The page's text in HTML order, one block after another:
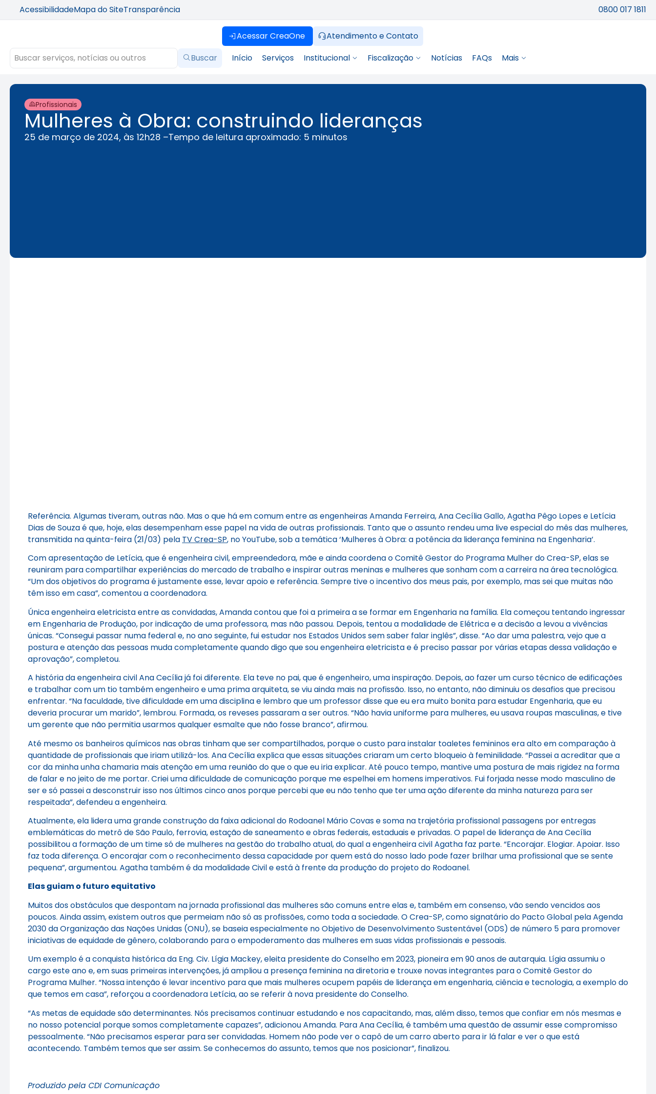
AcessibilidadeMapa do SiteTransparência 0800 017 1811
Acessar CreaOne
Atendimento e Contato
Buscar
Início Serviços Institucional Fiscalização Notícias FAQs Mais
Profissionais
Mulheres à Obra: construindo lideranças
25 de março de 2024, às 12h28 –Tempo de leitura aproximado: 5 minutos
Referência. Algumas tiveram, outras não. Mas o que há em comum entre as engenheiras Amanda Ferreira, Ana Cecília Gallo, Agatha Pêgo Lopes e Letícia
Dias de Souza é que, hoje, elas desempenham esse papel na vida de outras profissionais. Tanto que o assunto rendeu uma live especial do mês das mulheres,
transmitida na quinta-feira (21/03) pela TV Crea-SP, no YouTube, sob a temática ‘Mulheres à Obra: a potência da liderança feminina na Engenharia’.
Com apresentação de Letícia, que é engenheira civil, empreendedora, mãe e ainda coordena o Comitê Gestor do Programa Mulher do Crea-SP, elas se
reuniram para compartilhar experiências do mercado de trabalho e inspirar outras meninas e mulheres que sonham com a carreira na área tecnológica.
“Um dos objetivos do programa é justamente esse, levar apoio e referência. Sempre tive o incentivo dos meus pais, por exemplo, mas sei que muitas não
têm isso em casa”, comentou a coordenadora.
Única engenheira eletricista entre as convidadas, Amanda contou que foi a primeira a se formar em Engenharia na família. Ela começou tentando ingressar
em Engenharia de Produção, por indicação de uma professora, mas não passou. Depois, tentou a modalidade de Elétrica e a decisão a levou a vivências
únicas. “Consegui passar numa federal e, no ano seguinte, fui estudar nos Estados Unidos sem saber falar inglês”, disse. “Ao dar uma palestra, vejo que a
postura e atenção das pessoas muda completamente quando digo que sou engenheira eletricista e é preciso passar por várias etapas dessa validação e
aprovação”, completou.
A história da engenheira civil Ana Cecília já foi diferente. Ela teve no pai, que é engenheiro, uma inspiração. Depois, ao fazer um curso técnico de edificações
e trabalhar com um tio também engenheiro e uma prima arquiteta, se viu ainda mais na profissão. Isso, no entanto, não diminuiu os desafios que precisou
enfrentar. “Na faculdade, tive dificuldade em uma disciplina e lembro que um professor disse que eu era muito bonita para estudar Engenharia, que eu
deveria procurar um marido”, lembrou. Formada, os reveses passaram a ser outros. “Não havia uniforme para mulheres, eu usava roupas masculinas, e tive
um gerente que não permitia usarmos qualquer esmalte que não fosse branco”, afirmou.
Até mesmo os banheiros químicos nas obras tinham que ser compartilhados, porque o custo para instalar toaletes femininos era alto em comparação à
quantidade de profissionais que iriam utilizá-los. Ana Cecília explica que essas situações criaram um certo bloqueio à feminilidade. “Passei a acreditar que a
cor da minha unha chamaria mais atenção em uma reunião do que o que eu iria explicar. Até pouco tempo, mantive uma postura de mais rigidez na forma
de falar e no jeito de me portar. Criei uma dificuldade de comunicação porque me espelhei em homens imperativos. Fui forjada nesse modo masculino de
ser e só passei a desconstruir isso nos últimos cinco anos porque percebi que eu não tenho que ter uma ação diferente da minha natureza para ser
respeitada”, defendeu a engenheira.
Atualmente, ela lidera uma grande construção da faixa adicional do Rodoanel Mário Covas e soma na trajetória profissional passagens por entregas
emblemáticas do metrô de São Paulo, ferrovia, estação de saneamento e obras federais, estaduais e privadas. O papel de liderança de Ana Cecília
possibilitou a formação de um time só de mulheres na gestão do trabalho atual, do qual a engenheira civil Agatha faz parte. “Encorajar. Elogiar. Apoiar. Isso
faz toda diferença. O encorajar com o reconhecimento dessa capacidade por quem está do nosso lado pode fazer brilhar uma profissional que se sente
pequena”, argumentou. Agatha também é da modalidade Civil e está à frente da produção do projeto do Rodoanel.
Elas guiam o futuro equitativo
Muitos dos obstáculos que despontam na jornada profissional das mulheres são comuns entre elas e, também em consenso, vão sendo vencidos aos
poucos. Ainda assim, existem outros que permeiam não só as profissões, como toda a sociedade. O Crea-SP, como signatário do Pacto Global pela Agenda
2030 da Organização das Nações Unidas (ONU), se baseia especialmente no Objetivo de Desenvolvimento Sustentável (ODS) de número 5 para promover
iniciativas de equidade de gênero, colaborando para o empoderamento das mulheres em suas vidas profissionais e pessoais.
Um exemplo é a conquista histórica da Eng. Civ. Lígia Mackey, eleita presidente do Conselho em 2023, pioneira em 90 anos de autarquia. Lígia assumiu o
cargo este ano e, em suas primeiras intervenções, já ampliou a presença feminina na diretoria e trouxe novas integrantes para o Comitê Gestor do
Programa Mulher. “Nossa intenção é levar incentivo para que mais mulheres ocupem papéis de liderança em engenharia, ciência e tecnologia, a exemplo do
que temos em casa”, reforçou a coordenadora Letícia, ao se referir à nova presidente do Conselho.
“As metas de equidade são determinantes. Nós precisamos continuar estudando e nos capacitando, mas, além disso, temos que confiar em nós mesmas e
no nosso potencial porque somos completamente capazes”, adicionou Amanda. Para Ana Cecília, é também uma questão de assumir esse compromisso
pessoalmente. “Não precisamos esperar para ser convidadas. Homem não pode ver o capô de um carro aberto para ir lá falar e ver o que está
acontecendo. Também temos que ser assim. Se conhecemos do assunto, temos que nos posicionar”, finalizou.
Produzido pela CDI Comunicação